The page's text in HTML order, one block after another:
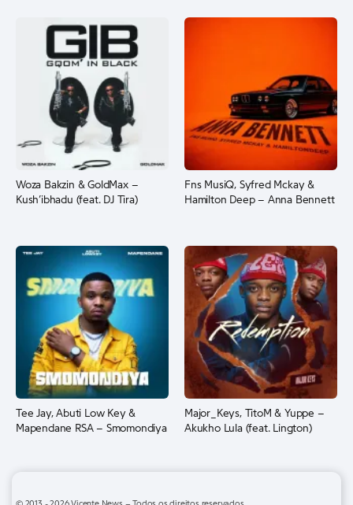
Woza Bakzin & GoldMax –
Kush’ibhadu (feat. DJ Tira)
Fns MusiQ, Syfred Mckay &
Hamilton Deep – Anna Bennett
Tee Jay, Abuti Low Key &
Mapendane RSA – Smomondiya
Major_Keys, TitoM & Yuppe –
Akukho Lula (feat. Lington)